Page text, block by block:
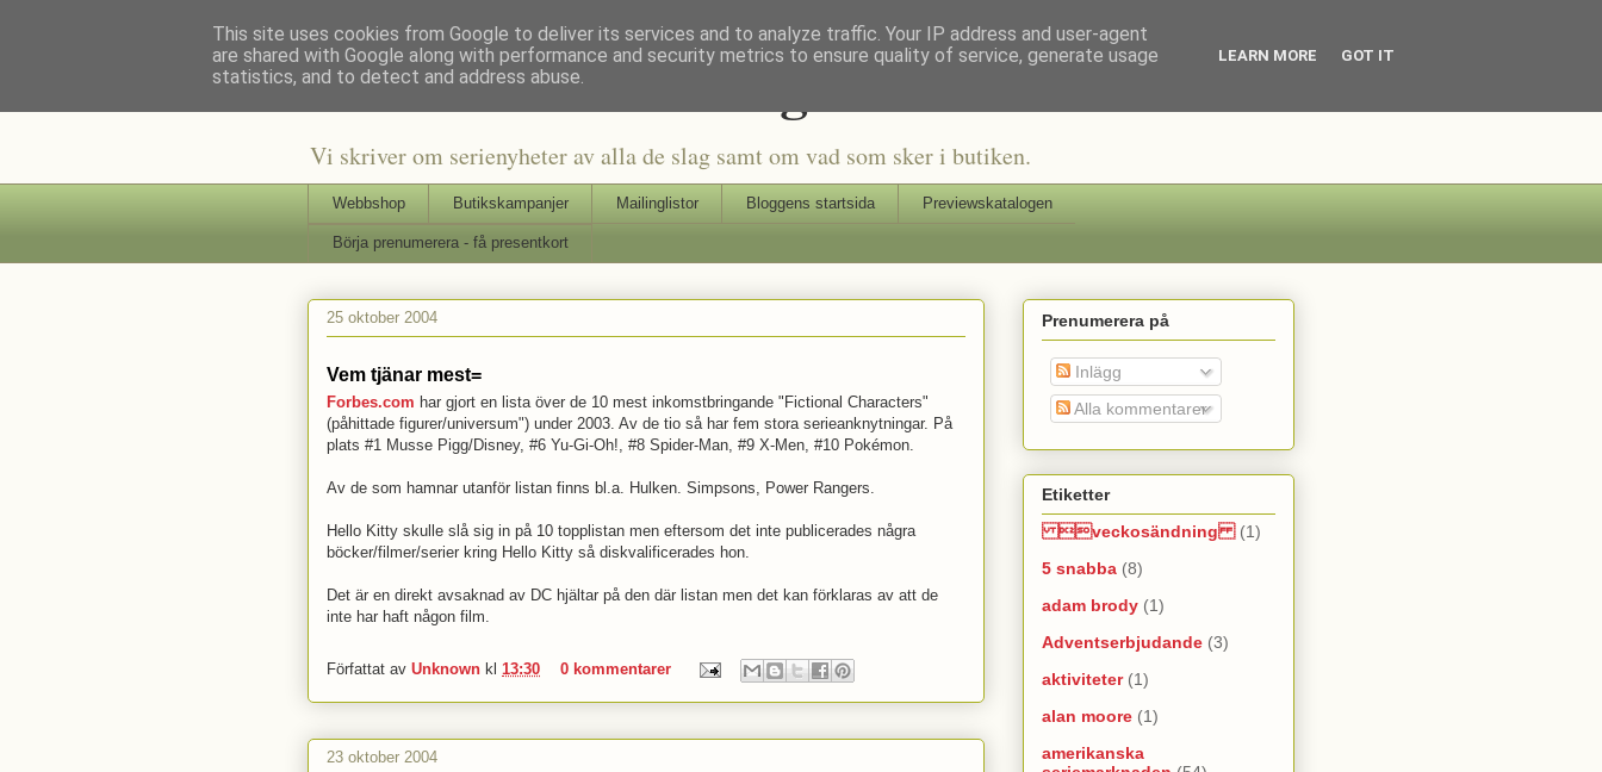
Staffars Seriers Blog
Vi skriver om serienyheter av alla de slag samt om vad som sker i butiken.
Webbshop Butikskampanjer Mailinglistor Bloggens startsida Previewskatalogen
Börja prenumerera - få presentkort
25 oktober 2004
Vem tjänar mest=
Forbes.com har gjort en lista över de 10 mest inkomstbringande "Fictional Characters"
(påhittade figurer/universum") under 2003. Av de tio så har fem stora serieanknytningar. På
plats #1 Musse Pigg/Disney, #6 Yu-Gi-Oh!, #8 Spider-Man, #9 X-Men, #10 Pokémon.
Av de som hamnar utanför listan finns bl.a. Hulken. Simpsons, Power Rangers.
Hello Kitty skulle slå sig in på 10 topplistan men eftersom det inte publicerades några
böcker/filmer/serier kring Hello Kitty så diskvalificerades hon.
Det är en direkt avsaknad av DC hjältar på den där listan men det kan förklaras av att de
inte har haft någon film.
Författat av Unknown kl 13:30 0 kommentarer
23 oktober 2004
Prenumerera på
Inlägg
Alla kommentarer
Etiketter
veckosändning (1)
5 snabba (8)
adam brody (1)
Adventserbjudande (3)
aktiviteter (1)
alan moore (1)
amerikanska
This site uses cookies from Google to deliver its services and to analyze traffic. Your IP address and user-agent
are shared with Google along with performance and security metrics to ensure quality of service, generate usage
statistics, and to detect and address abuse.
LEARN MORE GOT IT